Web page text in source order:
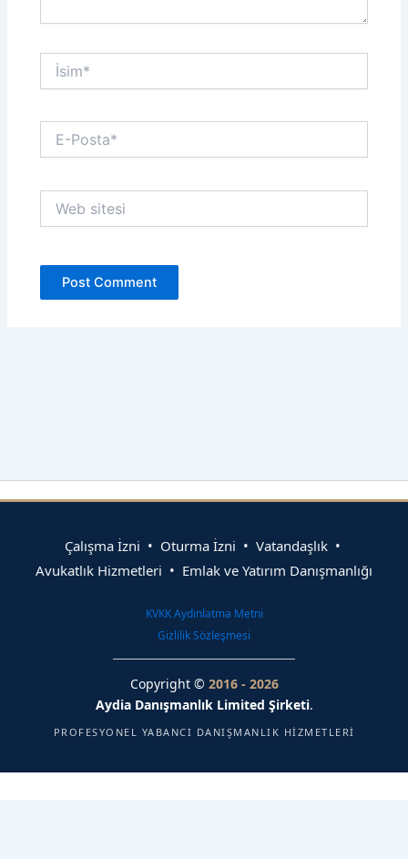
İsim*
Posta*
sitesi
Çalışma İzni • Oturma İzni • Vatandaşlık •
Avukatlık Hizmetleri • Emlak ve Yatırım Danışmanlığı
KVKK Aydınlatma Metni
Gizlilik Sözleşmesi
Copyright © 2016 - 2026
Aydia Danışmanlık Limited Şirketi.
PROFESYONEL YABANCI DANIŞMANLIK HIZMETLERI